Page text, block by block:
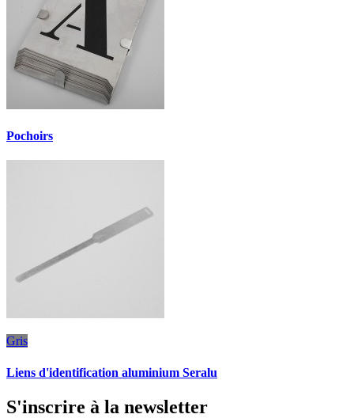
Pochoirs
Gris
Liens d'identification aluminium Seralu
S'inscrire à la newsletter